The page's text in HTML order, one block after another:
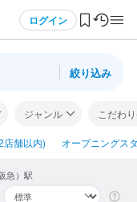
ログイン
録 絞り込み
ジャンル こだわ
店舗以内) オープニングス
急）駅